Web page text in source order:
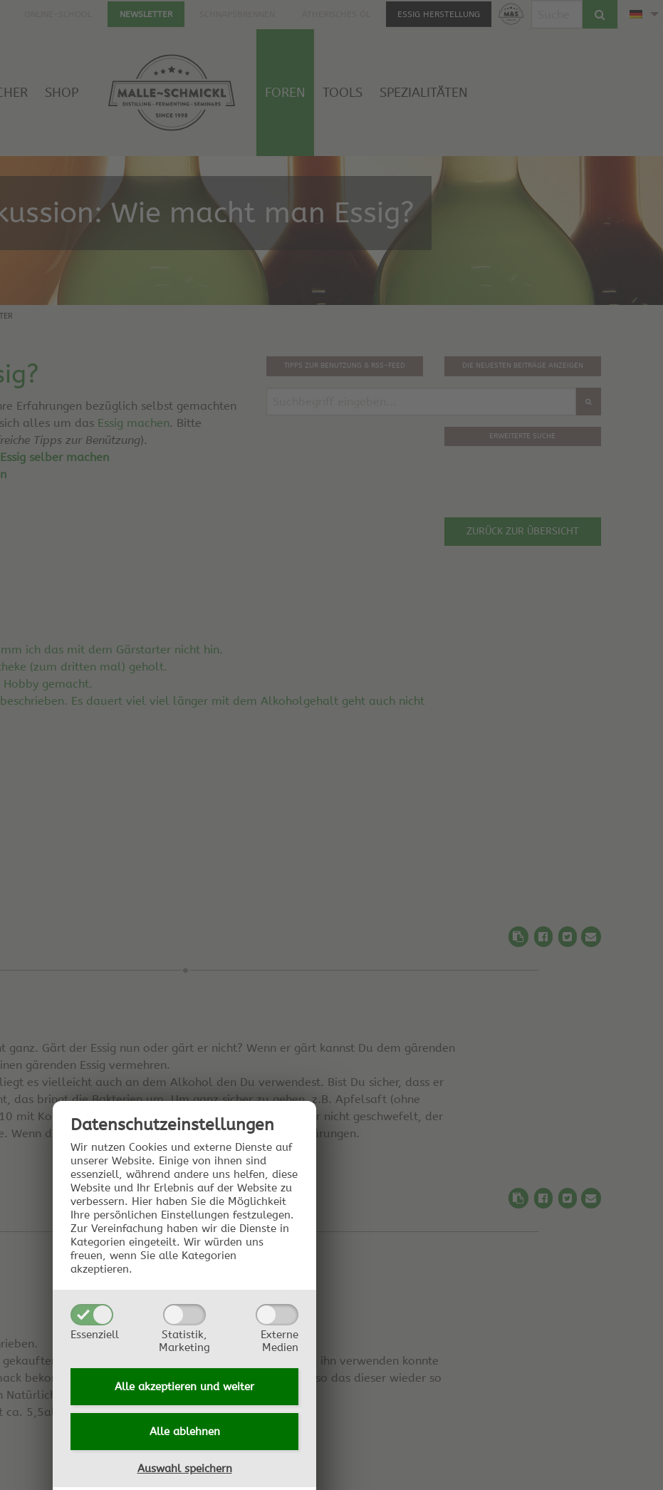
Datenschutz­einstellungen
Wir nutzen Cookies und externe Dienste auf
unserer Website. Einige von ihnen sind
essenziell, während andere uns helfen, diese
Website und Ihr Erlebnis auf der Website zu
verbessern. Hier haben Sie die Möglichkeit
Ihre persönlichen Einstellungen festzulegen.
Zur Vereinfachung haben wir die Dienste in
Kategorien eingeteilt. Wir würden uns
freuen, wenn Sie alle Kategorien
akzeptieren.
Essenziell
Statistik,
Marketing
Externe
Medien
Alle akzeptieren und weiter
Alle ablehnen
Auswahl speichern
NEWSLETTER ESSIG HERSTELLUNG
SHOP FOREN TOOLS SPEZIALITÄTEN
Wie macht man Essig?
Erfahrungen bezüglich selbst gemachten
alles um das Essig machen. Bitte
Tipps zur Benützung).
selber machen
TIPPS ZUR BENUTZUNG & RSS-FEED DIE NEUESTEN BEITRÄGE ANZEIGEN
ERWEITERTE SUCHE
ZURÜCK ZUR ÜBERSICHT
ich das mit dem Gärstarter nicht hin.
(zum dritten mal) geholt.
gemacht.
Es dauert viel viel länger mit dem Alkoholgehalt geht auch nicht
ganz. Gärt der Essig nun oder gärt er nicht? Wenn er gärt kannst Du dem gärenden
gärenden Essig vermehren.
es vielleicht auch an dem Alkohol den Du verwendest. Bist Du sicher, dass er
das bringt die Bakterien um. Um ganz sicher zu gehen, z.B. Apfelsaft (ohne
mit Korn aus Supermarkt vermischen. Der Korn ist sicher nicht geschwefelt, der
Wenn die fehlen kommt es auch oft zu schleppenden Gärungen.
Mutter wo es schon lange gebraucht hat bis ich ihn verwenden konnte
bekommen nun ists mit dem zweiten Gärstarter auch so das dieser wieder so
Apfelmost wieder nichts wird.
5,5alk.